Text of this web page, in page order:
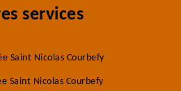
services
Saint Nicolas Courbefy
Saint Nicolas Courbefy